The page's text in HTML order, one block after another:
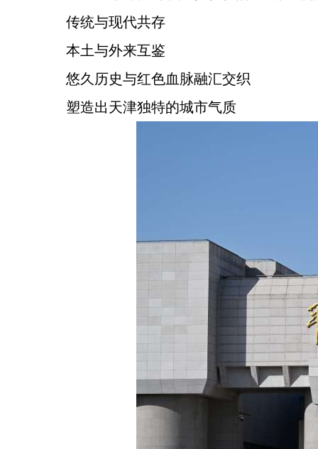
传统与现代共存
本土与外来互鉴
悠久历史与红色血脉融汇交织
塑造出天津独特的城市气质